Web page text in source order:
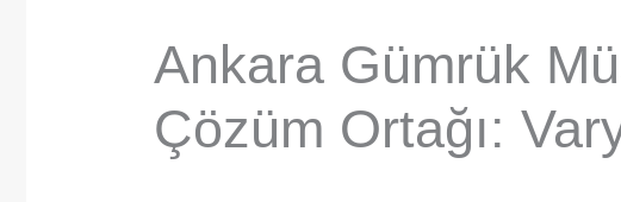
Ankara Gümrük
Çözüm Ortağı: